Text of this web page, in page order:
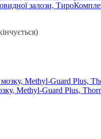
залози,
Methyl-Guard Plus,